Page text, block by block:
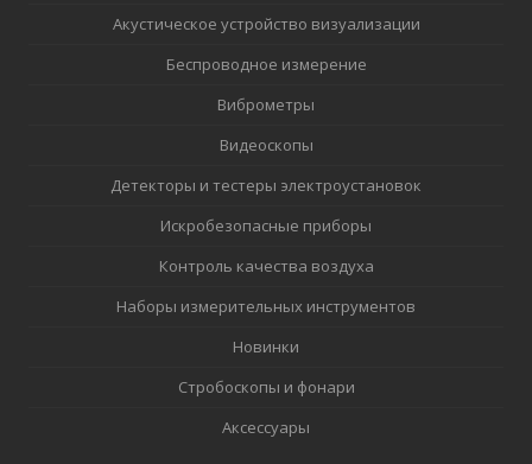
Акустическое устройство визуализации
Беспроводное измерение
Виброметры
Видеоскопы
Детекторы и тестеры электроустановок
Искробезопасные приборы
Контроль качества воздуха
Наборы измерительных инструментов
Новинки
Стробоскопы и фонари
Аксессуары